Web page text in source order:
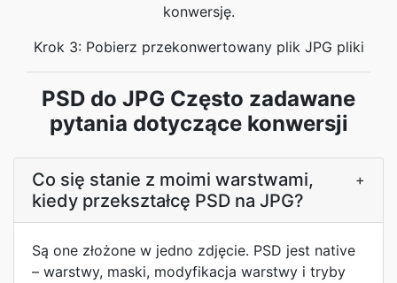
konwersję.
Krok 3: Pobierz przekonwertowany plik JPG pliki
PSD do JPG Często zadawane
pytania dotyczące konwersji
Co się stanie z moimi warstwami,
kiedy przekształcę PSD na JPG?
+
Są one złożone w jedno zdjęcie. PSD jest native
– warstwy, maski, modyfikacja warstwy i tryby